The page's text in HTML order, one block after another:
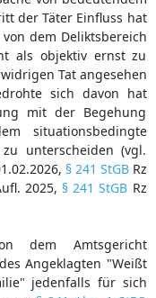
der Täter Einfluss hat
dem Deliktsbereich
als objektiv ernst zu
Tat angesehen
sich davon hat
mit der Begehung
situationsbedingte
unterscheiden (vgl.
§ 241 StGBRz
2025, § 241 StGB Rz
dem Amtsgericht
Angeklagten "Weißt
jedenfalls für sich